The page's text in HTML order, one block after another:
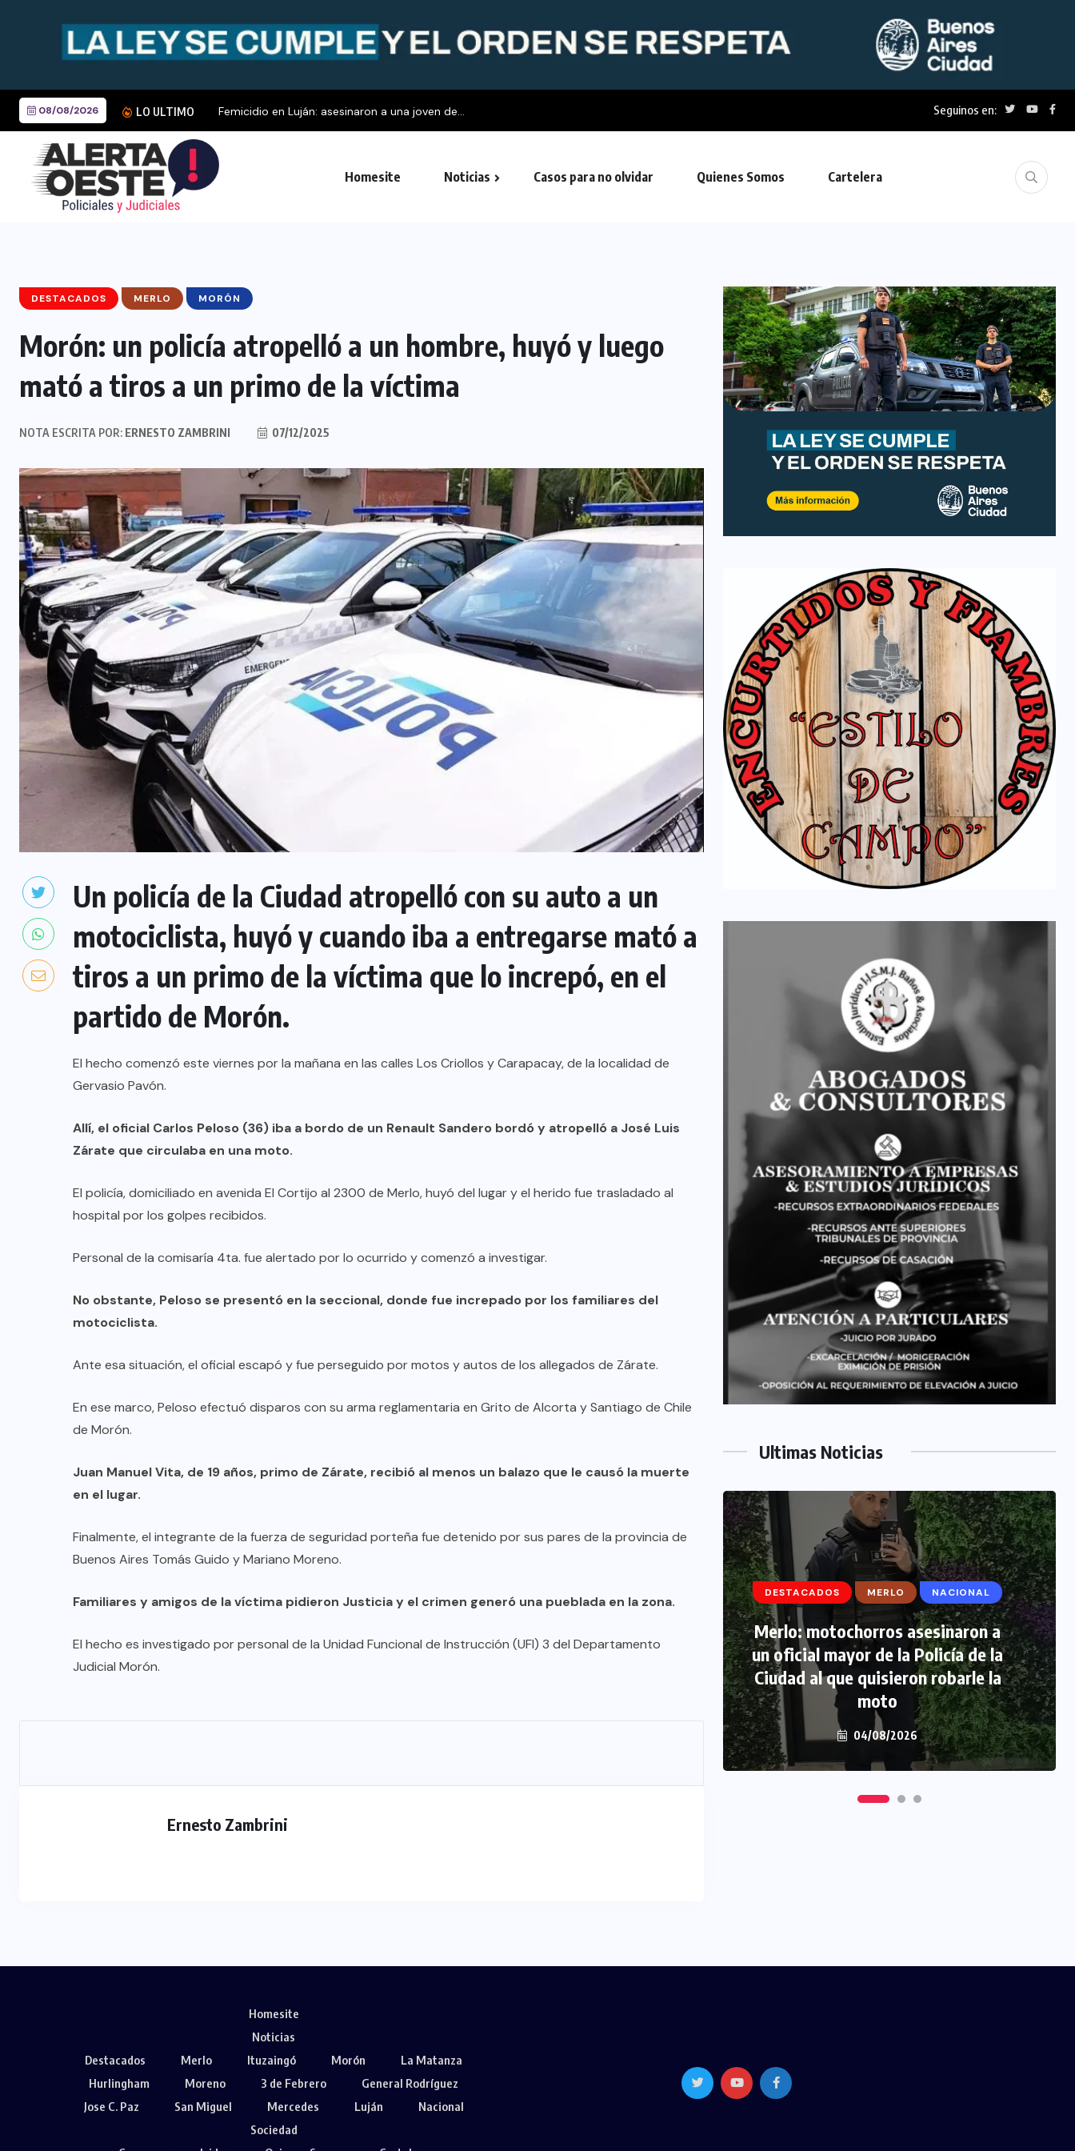
08/08/2026 LO ULTIMO Femicidio en Luján: asesinaron a una joven de... Seguinos en:
Homesite Noticias Casos para no olvidar Quienes Somos Cartelera
DESTACADOS MERLO MORÓN
Morón: un policía atropelló a un hombre, huyó y luego
mató a tiros a un primo de la víctima
NOTA ESCRITA POR: ERNESTO ZAMBRINI 07/12/2025
Un policía de la Ciudad atropelló con su auto a un
motociclista, huyó y cuando iba a entregarse mató a
tiros a un primo de la víctima que lo increpó, en el
partido de Morón.
El hecho comenzó este viernes por la mañana en las calles Los Criollos y Carapacay, de la localidad de
Gervasio Pavón.
Allí, el oficial Carlos Peloso (36) iba a bordo de un Renault Sandero bordó y atropelló a José Luis
Zárate que circulaba en una moto.
El policía, domiciliado en avenida El Cortijo al 2300 de Merlo, huyó del lugar y el herido fue trasladado al
hospital por los golpes recibidos.
Personal de la comisaría 4ta. fue alertado por lo ocurrido y comenzó a investigar.
No obstante, Peloso se presentó en la seccional, donde fue increpado por los familiares del
motociclista.
Ante esa situación, el oficial escapó y fue perseguido por motos y autos de los allegados de Zárate.
En ese marco, Peloso efectuó disparos con su arma reglamentaria en Grito de Alcorta y Santiago de Chile
de Morón.
Juan Manuel Vita, de 19 años, primo de Zárate, recibió al menos un balazo que le causó la muerte
en el lugar.
Finalmente, el integrante de la fuerza de seguridad porteña fue detenido por sus pares de la provincia de
Buenos Aires Tomás Guido y Mariano Moreno.
Familiares y amigos de la víctima pidieron Justicia y el crimen generó una pueblada en la zona.
El hecho es investigado por personal de la Unidad Funcional de Instrucción (UFI) 3 del Departamento
Judicial Morón.
Ernesto Zambrini
Ultimas Noticias
señalado como sicario del
comerciante chino asesinado en
DESTACADOS MERLO NACIONAL
Merlo: motochorros asesinaron a
un oficial mayor de la Policía de la
Ciudad al que quisieron robarle la
moto
04/08/2026
DESTACADOS MERLO MORÓN
Morón: se negó a declarar la
funcionaria narco y seguirá
detenida camino a prisión
preventiva
04/08/2026
Homesite
Noticias
Destacados
Merlo Ituzaingó Morón
La Matanza
Hurlingham
Moreno 3 de Febrero
General Rodríguez
Jose C. Paz
San Miguel Mercedes Luján
Nacional
Sociedad